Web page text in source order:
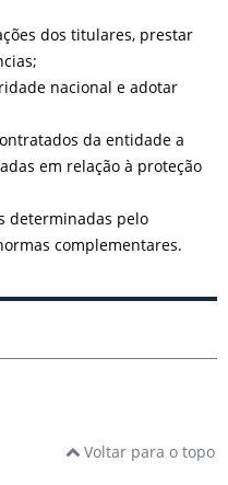
dos titulares, prestar
nacional e adotar
da entidade a
em relação à proteção
determinadas pelo
complementares.
Voltar para o topo